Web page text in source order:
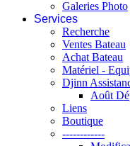
Galeries Photo
Services
Recherche
Ventes Bateau
Achat Bateau
Matériel -
Djinn
Août
Liens
Boutique
------------